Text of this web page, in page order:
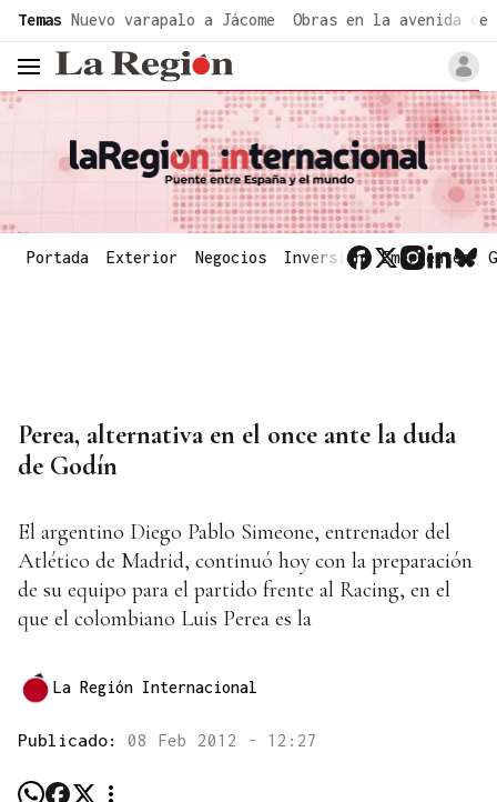
Temas Nuevo varapalo a Jácome Obras en la avenida de
header.menu.open
Portada Exterior Negocios Inversión Emergentes
Perea, alternativa en el once ante la duda
de Godín
El argentino Diego Pablo Simeone, entrenador del
Atlético de Madrid, continuó hoy con la preparación
de su equipo para el partido frente al Racing, en el
que el colombiano Luis Perea es la
La Región Internacional
Publicado: 08 Feb 2012 - 12:27